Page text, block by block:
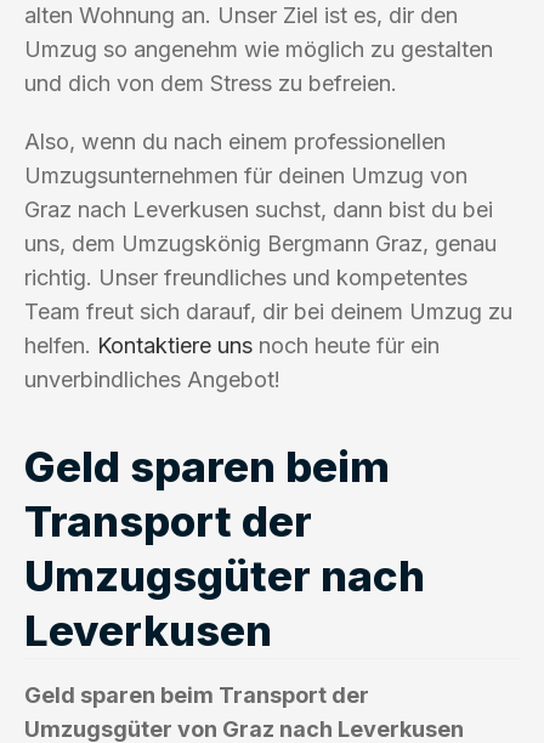
alten Wohnung an. Unser Ziel ist es, dir den
Umzug so angenehm wie möglich zu gestalten
und dich von dem Stress zu befreien.
Also, wenn du nach einem professionellen
Umzugsunternehmen für deinen Umzug von
Graz nach Leverkusen suchst, dann bist du bei
uns, dem Umzugskönig Bergmann Graz, genau
richtig. Unser freundliches und kompetentes
Team freut sich darauf, dir bei deinem Umzug zu
helfen. Kontaktiere uns noch heute für ein
unverbindliches Angebot!
Geld sparen beim
Transport der
Umzugsgüter nach
Leverkusen
Geld sparen beim Transport der
Umzugsgüter von Graz nach Leverkusen